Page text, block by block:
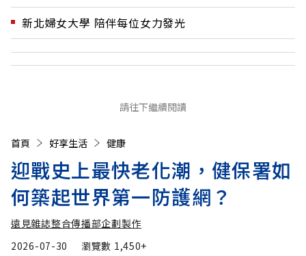
新北婦女大學 陪伴每位女力發光
請往下繼續閱讀
首頁 好享生活 健康
迎戰史上最快老化潮，健保署如
何築起世界第一防護網？
遠見雜誌整合傳播部企劃製作
2026-07-30
瀏覽數 1,450+